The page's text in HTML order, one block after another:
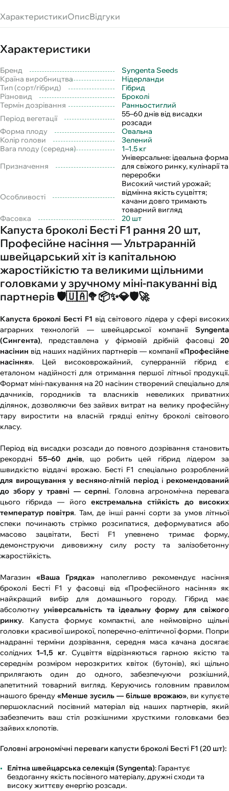
ХарактеристикиОписВідгуки
Характеристики
Бренд
Syngenta Seeds
Країна виробництва
Нідерланди
Тип (сорт/гібрид)
Гібрид
Різновид
Броколі
Термін дозрівання
Ранньостиглий
Період вегетації
55–60 днів від висадки
розсади
Форма плоду
Овальна
Колір голови
Зелений
Вага плоду (середня)
1–1.5 кг
Призначення
Універсальне: ідеальна форма
для свіжого ринку, кулінарії та
переробки
Особливості
Високий чистий урожай;
відмінна якість суцвіття;
качани довго тримають
товарний вигляд
Фасовка
20 шт
Капуста броколі Бесті F1 рання 20 шт,
Професійне насіння — Ультраранній
швейцарський хіт із капітальною
жаростійкістю та великими щільними
головками у зручному міні-пакуванні від
партнерів 🛡️🇺🇦🥦📦✨💎🛡️🚀
Капуста броколі Бесті F1 від світового лідера у сфері високих
аграрних технологій — швейцарської компанії Syngenta
(Сингента), представлена у фірмовій дрібній фасовці 20
насінин від наших надійних партнерів — компанії«Професійне
насіння». Цей високоврожайний, суперранній гібрид є
еталоном надійності для отримання першої літньої продукції.
Формат міні-пакування на 20 насінин створений спеціально для
дачників, городників та власників невеликих приватних
ділянок, дозволяючи без зайвих витрат на велику професійну
тару виростити на власній грядці елітну броколі світового
класу.
Період від висадки розсади до повного дозрівання становить
рекордні55–60 днів, що робить цей гібрид лідером за
швидкістю віддачі врожаю. Бесті F1 спеціально розроблений
для вирощування у весняно-літній період і рекомендований
до збору у травні — серпні. Головна агрономічна перевага
цього гібрида — йогоекстремальна стійкість до високих
температур повітря. Там, де інші ранні сорти за умов літньої
спеки починають стрімко розсипатися, деформуватися або
масово зацвітати, Бесті F1 упевнено тримає форму,
демонструючи дивовижну силу росту та залізобетонну
жаростійкість.
Магазин«Ваша Грядка» наполегливо рекомендує насіння
броколі Бесті F1 у фасовці від «Професійного насіння» як
найкращий вибір для домашнього городу. Гібрид має
абсолютнууніверсальність та ідеальну форму для свіжого
ринку. Капуста формує компактні, але неймовірно щільні
головки красивої широкої, поперечно-еліптичної форми. Попри
надранні терміни дозрівання, середня маса качана досягає
солідних 1–1,5 кг. Суцвіття відрізняються гарною якістю та
середнім розміром нерозкритих квіток (бутонів), які щільно
прилягають один до одного, забезпечуючи розкішний,
апетитний товарний вигляд. Керуючись головним правилом
нашого бренду «Менше зусиль — більше врожаю», ви купуєте
першокласний посівний матеріал від наших партнерів, який
забезпечить ваш стіл розкішними хрусткими головками без
зайвих клопотів.
Головні агрономічні переваги капусти броколі Бесті F1 (20 шт):
Елітна швейцарська селекція (Syngenta): Гарантує
бездоганну якість посівного матеріалу, дружні сходи та
високу життєву енергію розсади.